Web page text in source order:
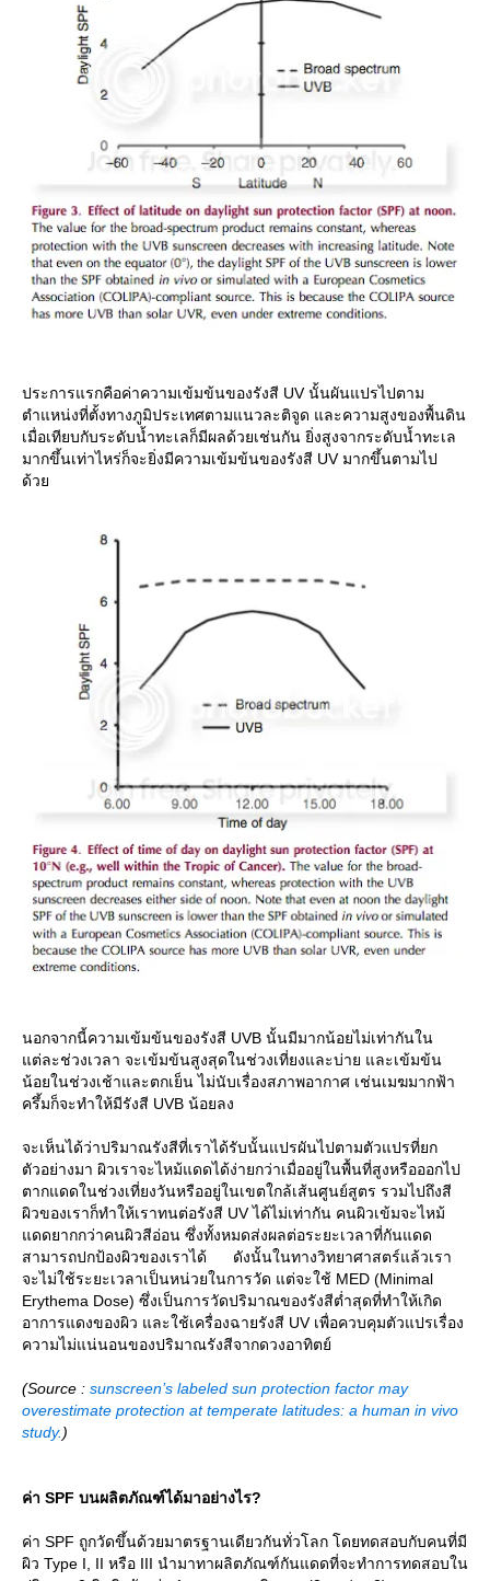
ประการแรกคือค่าความเข้มข้นของรังสี UV นั้นผันแปรไปตาม
ตำแหน่งที่ตั้งทางภูมิประเทศตามแนวละติจูด และความสูงของพื้นดิน
เมื่อเทียบกับระดับน้ำทะเลก็มีผลด้วยเช่นกัน ยิ่งสูงจากระดับน้ำทะเล
มากขึ้นเท่าไหร่ก็จะยิ่งมีความเข้มข้นของรังสี UV มากขึ้นตามไป
ด้ว
นอกจากนี้ความเข้มข้นของรังสี UVB นั้นมีมากน้อยไม่เท่ากันใน
ต่ละช่วงเวลา จะเข้มข้นสูงสุดในช่วงเที่ยงและบ่าย และเข้มข้น
น้อยในช่วงเช้าและตกเย็น ไม่นับเรื่องสภาพอากาศ เช่นเมฆมากฟ้า
ครึ้มก็จะทำให้มีรังสี UVB น้อยลง
จะเห็นได้ว่าปริมาณรังสีที่เราได้รับนั้นแปรผันไปตามตัวแปรที่ยก
ตัวอย่างมา ผิวเราจะไหม้แดดได้ง่ายกว่าเมื่ออยู่ในพื้นที่สูงหรือออกไป
ตากแดดในช่วงเที่ยงวันหรืออยู่ในเขตใกล้เส้นศูนย์สูตร รวมไปถึงสี
ผิวของเราก็ทำให้เราทนต่อรังสี UV ได้ไม่เท่ากัน คนผิวเข้มจะไหม้
ดดยากกว่าคนผิวสีอ่อน ซึ่งทั้งหมดส่งผลต่อระยะเวลาที่กันแดด
สามารถปกป้องผิวของเราได้ ดังนั้นในทางวิทยาศาสตร์แล้วเรา
จะไม่ใช้ระยะเวลาเป็นหน่วยในการวัด แต่จะใช้ MED (Minimal
Erythema Dose) ซึ่งเป็นการวัดปริมาณของรังสีต่ำสุดที่ทำให้เกิด
อาการแดงของผิว และใช้เครื่องฉายรังสี UV เพื่อควบคุมตัวแปรเรื่อง
ความไม่แน่นอนของปริมาณรังสีจากดวงอาทิตย์
(Source : sunscreen’s labeled sun protection factor may
overestimate protection at temperate latitudes: a human in vivo
study.)
ค่า SPF บนผลิตภัณฑ์ได้มาอย่างไร?
ค่า SPF ถูกวัดขึ้นด้วยมาตรฐานเดียวกันทั่วโลก โดยทดสอบกับคนที่มี
ผิว Type I, II หรือ III นำมาทาผลิตภัณฑ์กันแดดที่จะทำการทดสอบใน